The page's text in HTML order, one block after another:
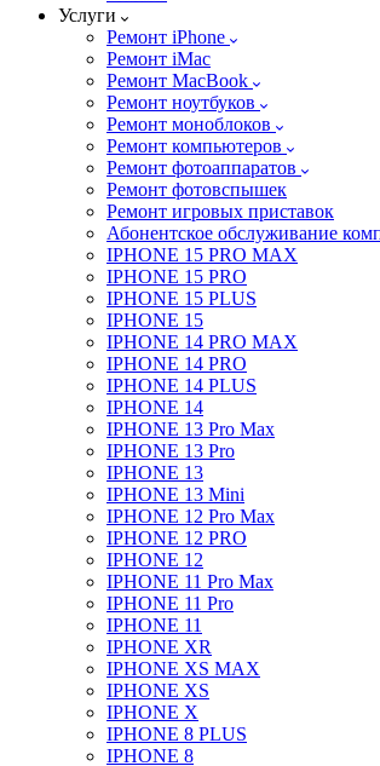
Услуги
Ремонт iPhone
Ремонт iMac
Ремонт MacBook
Ремонт ноутбуков
Ремонт моноблоков
Ремонт компьютеров
Ремонт фотоаппаратов
Ремонт фотовспышек
Ремонт игровых приставок
Абонентское обслуживание
IPHONE 15 PRO MAX
IPHONE 15 PRO
IPHONE 15 PLUS
IPHONE 15
IPHONE 14 PRO MAX
IPHONE 14 PRO
IPHONE 14 PLUS
IPHONE 14
IPHONE 13 Pro Max
IPHONE 13 Pro
IPHONE 13
IPHONE 13 Mini
IPHONE 12 Pro Max
IPHONE 12 PRO
IPHONE 12
IPHONE 11 Pro Max
IPHONE 11 Pro
IPHONE 11
IPHONE XR
IPHONE XS MAX
IPHONE XS
IPHONE X
IPHONE 8 PLUS
IPHONE 8